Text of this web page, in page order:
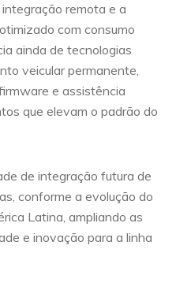
remota e a
com consumo
ainda de tecnologias
veicular permanente,
e assistência
que elevam o padrão do
de integração futura de
conforme a evolução do
Latina, ampliando as
e inovação para a linha